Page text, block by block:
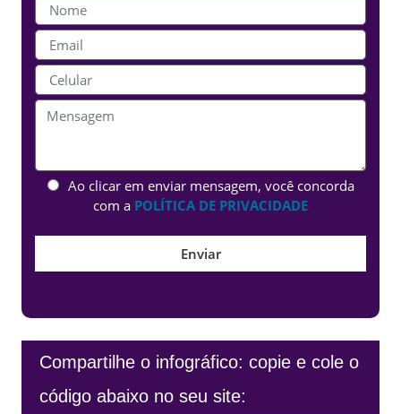
Ao clicar em enviar mensagem, você concorda
com a POLÍTICA DE PRIVACIDADE
Compartilhe o infográfico: copie e cole o
código abaixo no seu site: